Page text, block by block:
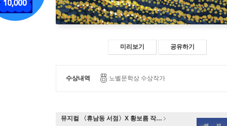
미리보기 공유하기
수상내역 노벨문학상 수상작가
뮤지컬 〈휴남동 서점〉X 황보름 작가 북토크